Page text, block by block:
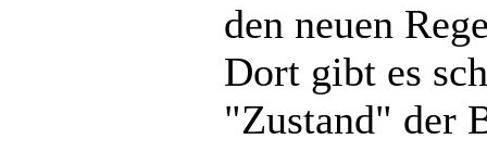
den neuen
Dort gibt es
"Zustand" der